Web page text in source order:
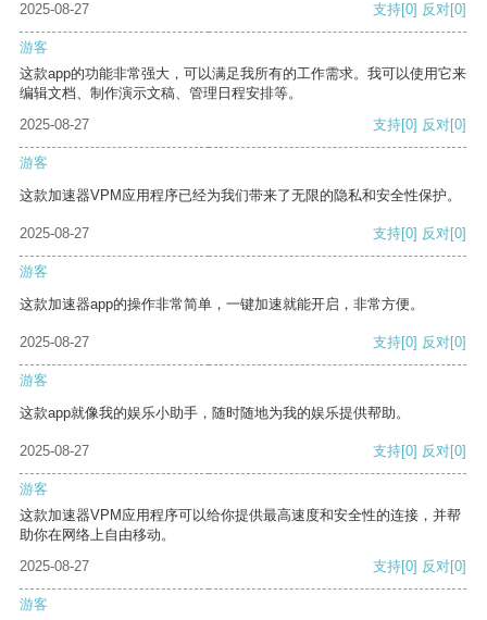
2025-08-27
支持[0] 反对[0]
游客
这款app的功能非常强大，可以满足我所有的工作需求。我可以使用它来
编辑文档、制作演示文稿、管理日程安排等。
2025-08-27
支持[0] 反对[0]
游客
这款加速器VPM应用程序已经为我们带来了无限的隐私和安全性保护。
2025-08-27 支持[0] 反对[0]
游客
这款加速器app的操作非常简单，一键加速就能开启，非常方便。
2025-08-27 支持[0] 反对[0]
游客
这款app就像我的娱乐小助手，随时随地为我的娱乐提供帮助。
2025-08-27 支持[0] 反对[0]
游客
这款加速器VPM应用程序可以给你提供最高速度和安全性的连接，并帮
助你在网络上自由移动。
2025-08-27
支持[0] 反对[0]
游客